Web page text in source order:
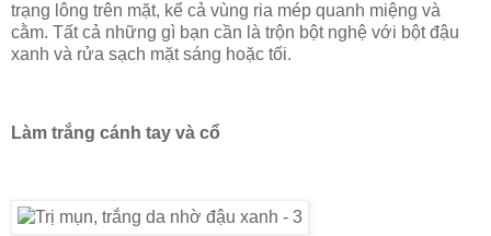
trạng lông trên mặt, kể cả vùng ria mép quanh miệng và
cằm. Tất cả những gì bạn cần là trộn bột nghệ với bột đậu
xanh và rửa sạch mặt sáng hoặc tối.
Làm trắng cánh tay và cổ